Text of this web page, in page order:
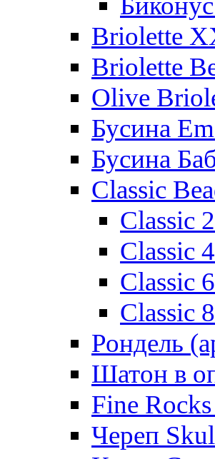
Briolette
Briolette
Olive
Бусина
Бусина
Classic
Classic
Classic
Classic
Classic
Рондель
Шатон в
Fine
Череп